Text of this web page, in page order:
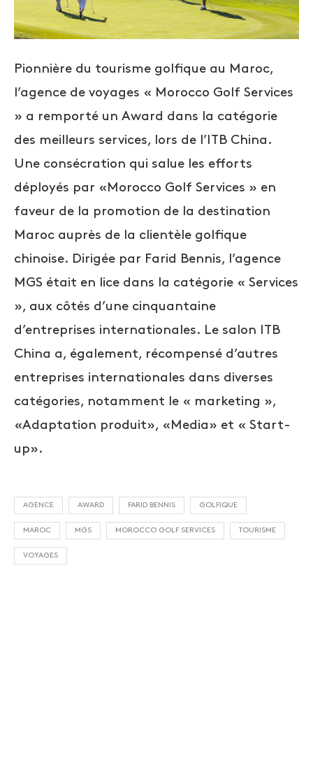
Pionnière du tourisme golfique au Maroc,
l’agence de voyages « Morocco Golf Services
» a remporté un Award dans la catégorie
des meilleurs services, lors de l’ITB China.
Une consécration qui salue les efforts
déployés par «Morocco Golf Services » en
faveur de la promotion de la destination
Maroc auprès de la clientèle golfique
chinoise. Dirigée par Farid Bennis, l’agence
MGS était en lice dans la catégorie « Services
», aux côtés d’une cinquantaine
d’entreprises internationales. Le salon ITB
China a, également, récompensé d’autres
entreprises internationales dans diverses
catégories, notamment le « marketing »,
«Adaptation produit», «Media» et « Start-
up».
AGENCE AWARD FARID BENNIS GOLFIQUE
MAROC MGS MOROCCO GOLF SERVICES TOURISME
VOYAGES